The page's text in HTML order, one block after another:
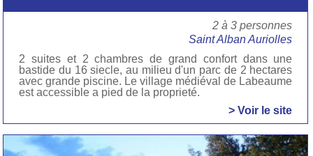
2 à 3 personnes
Saint Alban Auriolles
2 suites et 2 chambres de grand confort dans une
bastide du 16 siecle, au milieu d'un parc de 2 hectares
avec grande piscine. Le village médiéval de Labeaume
est accessible a pied de la proprieté.
> Voir le site